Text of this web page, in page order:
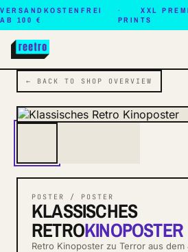
VERSANDKOSTENFREI
AB 100 €
XXL
PRINTS
← BACK TO SHOP OVERVIEW
POSTER / POSTER
KLASSISCHES
RETROKINOPOSTER
Retro Kinoposter zu Terror aus dem